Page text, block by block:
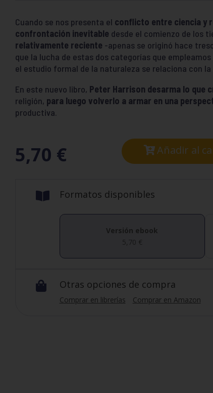
Cuando se nos presenta el conflicto entre ciencia y
confrontación inevitable desde el comienzo de los
relativamente reciente -apenas se originó hace
que la lucha de estas dos categorías que
el estudio formal de la naturaleza se relaciona con la
En este nuevo libro, Peter Harrison desarma lo que
religión, para luego volverlo a armar en una
productiva.
5,70 € Añadir al
 Formatos disponibles
Versión ebook
5,70 €
 Otras opciones de compra
Comprar en librerías Comprar en Amazon